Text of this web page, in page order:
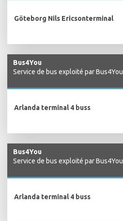
Göteborg Nils Ericsonterminal
Bus4You
Service de bus exploité par Bus4You
Arlanda terminal 4 buss
Bus4You
Service de bus exploité par Bus4You
Arlanda terminal 4 buss